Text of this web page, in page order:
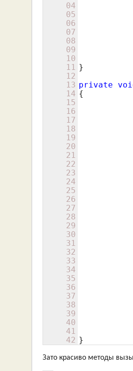
04
05
06
07
08
09
10
11
12
13
14
15
16
17
18
19
20
21
22
23
24
25
26
27
28
29
30
31
32
33
34
35
36
37
38
39
40
41
42
}
private
{
}
Зато красиво методы